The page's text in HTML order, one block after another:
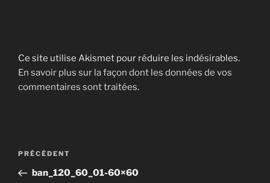
Ce site utilise Akismet pour réduire les indésirables.
En savoir plus sur la façon dont les données de vos
commentaires sont traitées.
Navigation
Article
précédent
PRÉCÉDENT
ban_120_60_01-60×60